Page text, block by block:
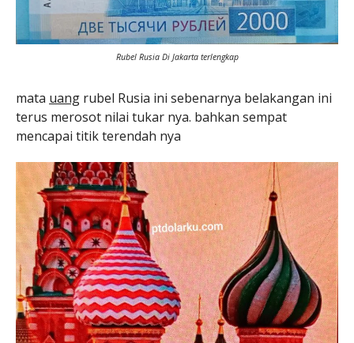
Rubel Rusia Di Jakarta terlengkap
mata uang rubel Rusia ini sebenarnya belakangan ini
terus merosot nilai tukar nya. bahkan sempat
mencapai titik terendah nya